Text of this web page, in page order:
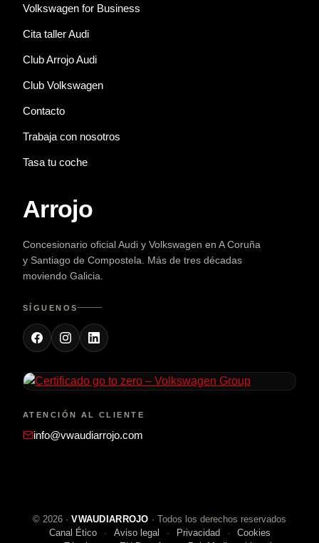
Volkswagen for Business
Cita taller Audi
Club Arrojo Audi
Club Volkswagen
Contacto
Trabaja con nosotros
Tasa tu coche
Arrojo
Concesionario oficial Audi y Volkswagen en A Coruña
y Santiago de Compostela. Más de tres décadas
moviendo Galicia.
SÍGUENOS
ATENCIÓN AL CLIENTE
info@vwaudiarrojo.com
©2026 ·VWAUDIARROJO · Todos los derechos reservados
Canal Ético
Aviso legal Privacidad
Cookies